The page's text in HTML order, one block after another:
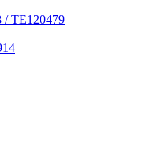
/ TE120479